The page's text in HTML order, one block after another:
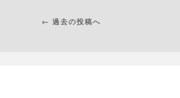
← 過去の投稿へ